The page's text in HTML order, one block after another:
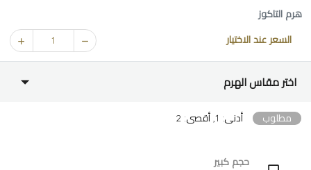
هرم التاكوز
السعر عند الاختيار 1
اختر مقاس الهرم
مطلوب أدنى: 1, أقصى: 2
حجم كبير